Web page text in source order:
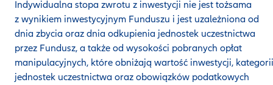
Indywidualna stopa zwrotu z inwestycji nie jest tożsama
z wynikiem inwestycyjnym Funduszu i jest uzależniona od
dnia zbycia oraz dnia odkupienia jednostek uczestnictwa
przez Fundusz, a także od wysokości pobranych opłat
manipulacyjnych, które obniżają wartość inwestycji, kategorii
jednostek uczestnictwa oraz obowiązków podatkowych